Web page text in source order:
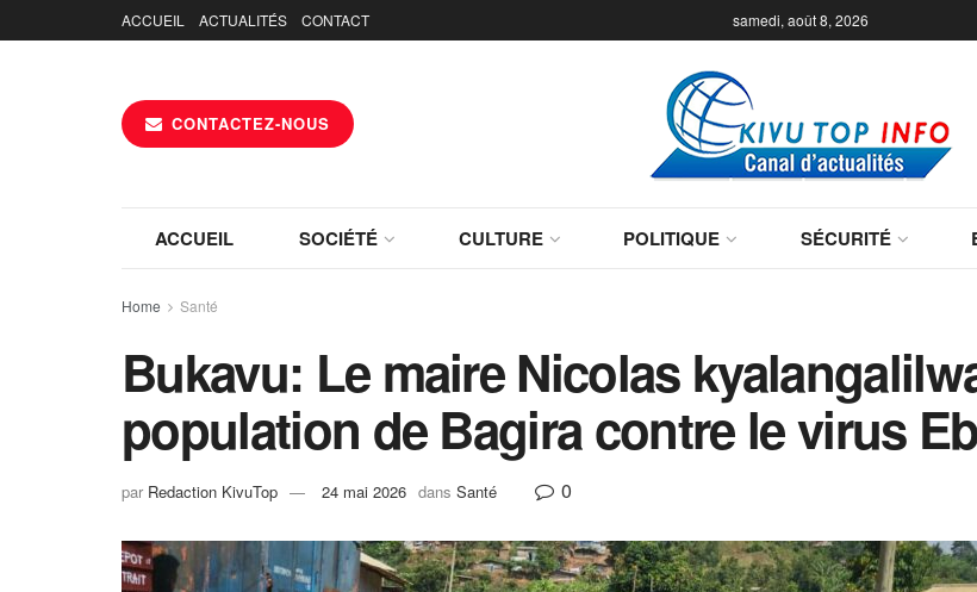
ACCUEIL ACTUALITÉS CONTACT samedi, août 8, 2026
CONTACTEZ-NOUS
ACCUEIL SOCIÉTÉ CULTURE POLITIQUE SÉCURITÉ
Home Santé
Bukavu: Le maire Nicolas
population de Bagira contre le virus
par Redaction KivuTop 24 mai 2026 dans Santé 0